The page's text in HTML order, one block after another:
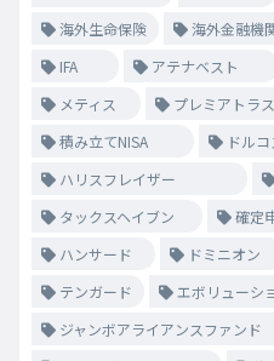
海外生命保険
海外金融機
IFA
アテナベスト
メティス
プレミアトラ
積み立てNISA
ドル
ハリスフレイザー
タックスヘイブン
確定
ハンサード
ドミニオン
テンガード
エボリューシ
ジャンボアライアンスファンド